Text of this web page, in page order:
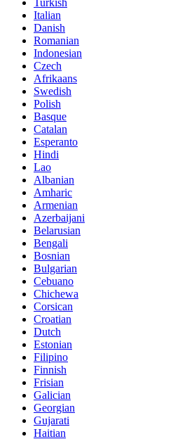
Turkish
Italian
Danish
Romanian
Indonesian
Czech
Afrikaans
Swedish
Polish
Basque
Catalan
Esperanto
Hindi
Lao
Albanian
Amharic
Armenian
Azerbaijani
Belarusian
Bengali
Bosnian
Bulgarian
Cebuano
Chichewa
Corsican
Croatian
Dutch
Estonian
Filipino
Finnish
Frisian
Galician
Georgian
Gujarati
Haitian